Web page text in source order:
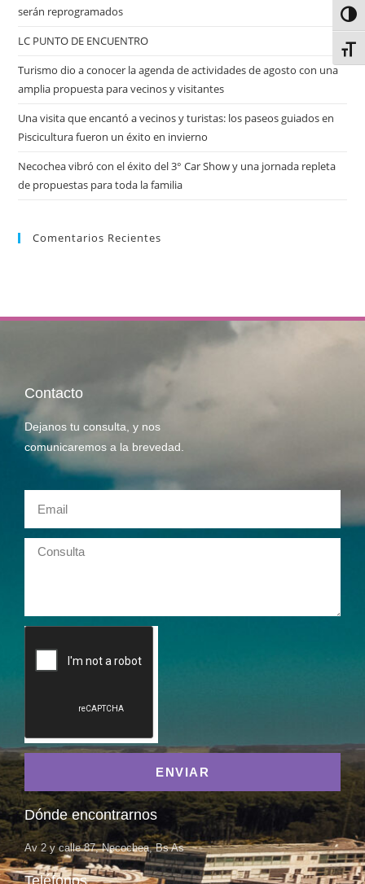
serán reprogramados
LC PUNTO DE ENCUENTRO
Turismo dio a conocer la agenda de actividades de agosto con una
amplia propuesta para vecinos y visitantes
Una visita que encantó a vecinos y turistas: los paseos guiados en
Piscicultura fueron un éxito en invierno
Necochea vibró con el éxito del 3° Car Show y una jornada repleta
de propuestas para toda la familia
Comentarios Recientes
Contacto
Dejanos tu consulta, y nos
comunicaremos a la brevedad.
ENVIAR
Dónde encontrarnos
Av 2 y calle 87, Necochea, Bs As
Teléfonos